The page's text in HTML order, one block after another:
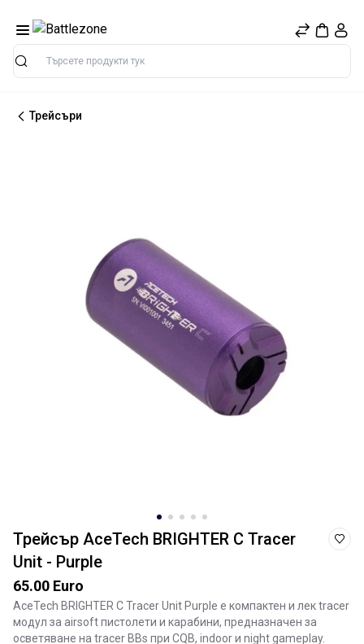
Търсене
Трейсъри
Трейсър AceTech BRIGHTER C Tracer
Unit - Purple
65.00 Euro
AceTech BRIGHTER C Tracer Unit Purple е компактен и лек tracer
модул за airsoft пистолети и карабини, предназначен за
осветяване на tracer BBs при CQB, indoor и night gameplay.